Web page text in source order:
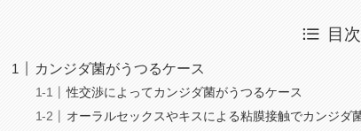
目次
カンジダ菌がうつるケース
性交渉によってカンジダ菌がうつるケース
オーラルセックスやキスによる粘膜接触でカンジダ